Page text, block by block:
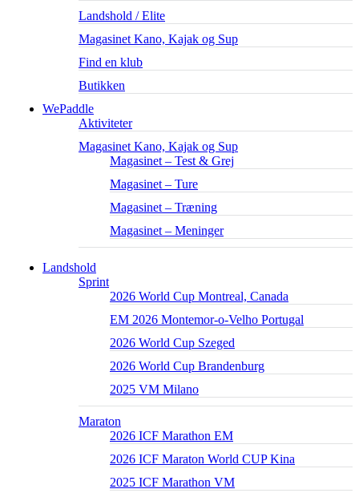
Landshold / Elite
Magasinet Kano, Kajak og Sup
Find en klub
Butikken
WePaddle
Aktiviteter
Magasinet Kano, Kajak og Sup
Magasinet – Test & Grej
Magasinet – Ture
Magasinet – Træning
Magasinet – Meninger
Landshold
Sprint
2026 World Cup Montreal, Canada
EM 2026 Montemor-o-Velho Portugal
2026 World Cup Szeged
2026 World Cup Brandenburg
2025 VM Milano
Maraton
2026 ICF Marathon EM
2026 ICF Maraton World CUP Kina
2025 ICF Marathon VM